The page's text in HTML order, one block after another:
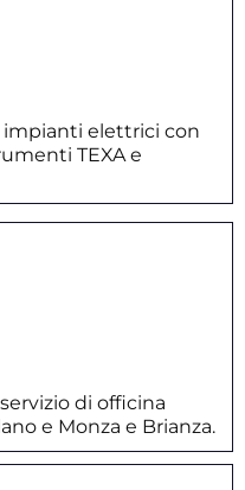
impianti elettrici con
TEXA e
di officina
e Monza e Brianza.